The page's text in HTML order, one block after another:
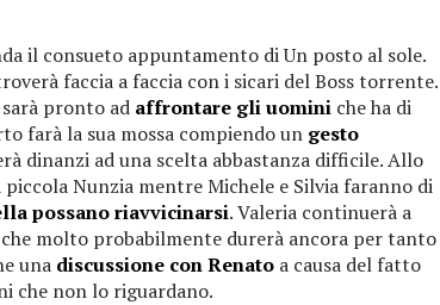
il consueto appuntamento di Un posto al sole.
faccia a faccia con i sicari del Boss torrente.
pronto ad affrontare gli uomini che ha di
farà la sua mossa compiendo un gesto
dinanzi ad una scelta abbastanza difficile. Allo
Nunzia mentre Michele e Silvia faranno di
possano riavvicinarsi. Valeria continuerà a
molto probabilmente durerà ancora per tanto
una discussione con Renato a causa del fatto
che non lo riguardano.